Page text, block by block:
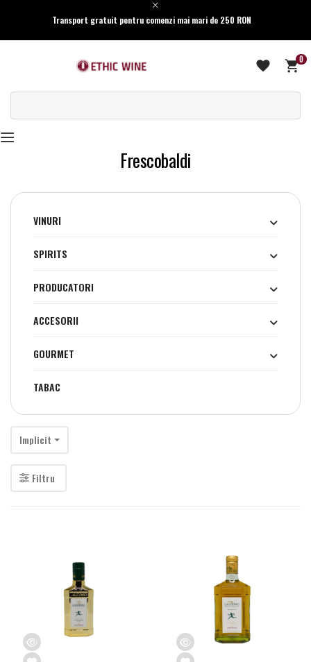
Transport gratuit pentru comenzi mai mari de 250 RON
0
Frescobaldi
VINURI
SPIRITS
PRODUCATORI
ACCESORII
GOURMET
TABAC
Implicit
Filtru